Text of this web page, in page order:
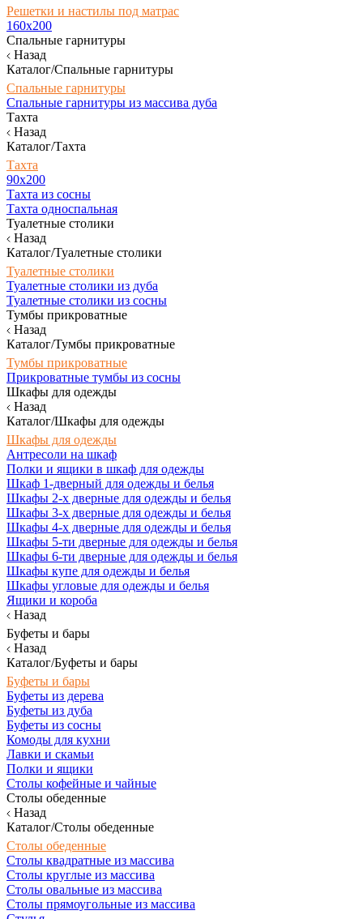
Решетки и настилы под матрас
160х200
Спальные гарнитуры
Назад
Каталог/Спальные гарнитуры
Спальные гарнитуры
Спальные гарнитуры из массива дуба
Тахта
Назад
Каталог/Тахта
Тахта
90х200
Тахта из сосны
Тахта односпальная
Туалетные столики
Назад
Каталог/Туалетные столики
Туалетные столики
Туалетные столики из дуба
Туалетные столики из сосны
Тумбы прикроватные
Назад
Каталог/Тумбы прикроватные
Тумбы прикроватные
Прикроватные тумбы из сосны
Шкафы для одежды
Назад
Каталог/Шкафы для одежды
Шкафы для одежды
Антресоли на шкаф
Полки и ящики в шкаф для одежды
Шкаф 1-дверный для одежды и белья
Шкафы 2-х дверные для одежды и белья
Шкафы 3-х дверные для одежды и белья
Шкафы 4-х дверные для одежды и белья
Шкафы 5-ти дверные для одежды и белья
Шкафы 6-ти дверные для одежды и белья
Шкафы купе для одежды и белья
Шкафы угловые для одежды и белья
Ящики и короба
Назад
Буфеты и бары
Назад
Каталог/Буфеты и бары
Буфеты и бары
Буфеты из дерева
Буфеты из дуба
Буфеты из сосны
Комоды для кухни
Лавки и скамьи
Полки и ящики
Столы кофейные и чайные
Столы обеденные
Назад
Каталог/Столы обеденные
Столы обеденные
Столы квадратные из массива
Столы круглые из массива
Столы овальные из массива
Столы прямоугольные из массива